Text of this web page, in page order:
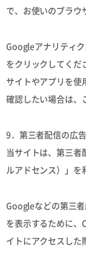
で、お使いのブラウ
Googleアナリティ
をクリックしてくだ
サイトやアプリを使
確認したい場合は、
9．第三者配信の広
当サイトは、第三
ルアドセンス）」を
Googleなどの第三
を表示するために
イトにアクセスした